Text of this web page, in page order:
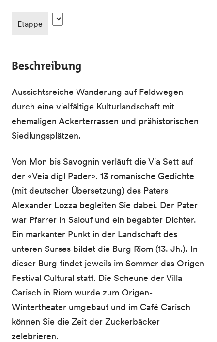
Etappe
Beschreibung
Aussichtsreiche Wanderung auf Feldwegen
durch eine vielfältige Kulturlandschaft mit
ehemaligen Ackerterrassen und prähistorischen
Siedlungsplätzen.
Von Mon bis Savognin verläuft die Via Sett auf
der «Veia digl Pader». 13 romanische Gedichte
(mit deutscher Übersetzung) des Paters
Alexander Lozza begleiten Sie dabei. Der Pater
war Pfarrer in Salouf und ein begabter Dichter.
Ein markanter Punkt in der Landschaft des
unteren Surses bildet die Burg Riom (13. Jh.). In
dieser Burg findet jeweils im Sommer das Origen
Festival Cultural statt. Die Scheune der Villa
Carisch in Riom wurde zum Origen-
Wintertheater umgebaut und im Café Carisch
können Sie die Zeit der Zuckerbäcker
zelebrieren.